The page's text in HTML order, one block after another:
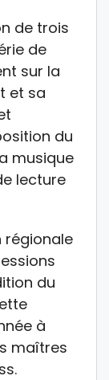
de trois
de
sur la
et sa
du
musique
lecture
régionale
du
à
maîtres